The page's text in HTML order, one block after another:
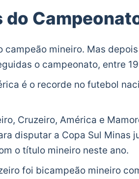
campeão mineiro. Mas
o campeonato, entre
é o recorde no futebol
Cruzeiro, América e
disputar a Copa Sul Minas
o título mineiro neste ano.
foi bicampeão mineiro